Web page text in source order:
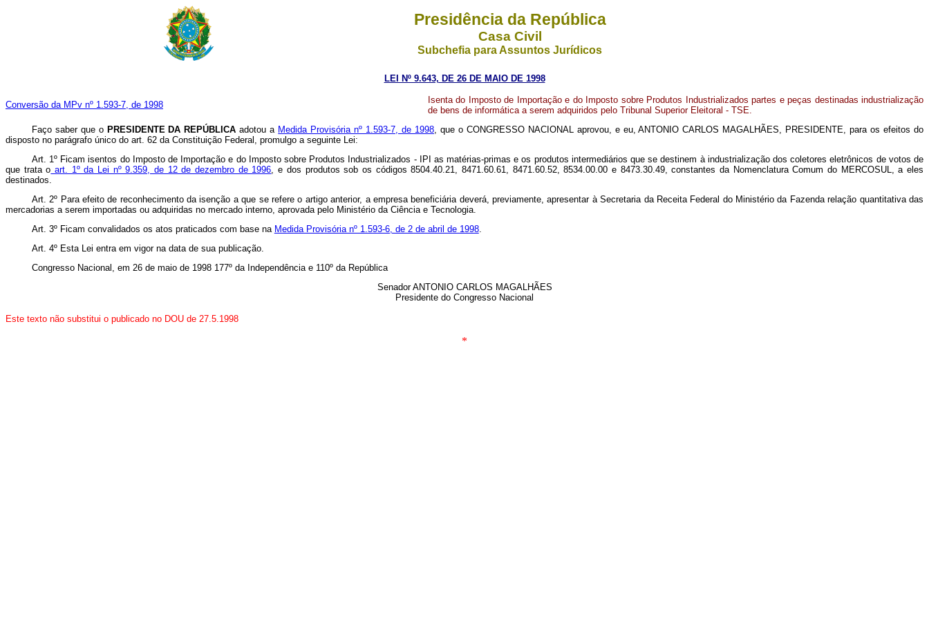
Presidência da República
Casa Civil
Subchefia para Assuntos Jurídicos
LEI Nº 9.643, DE 26 DE MAIO DE 1998
Conversão da MPv nº 1.593-7, de 1998
Isenta do Imposto de Importação e do Imposto sobre Produtos Industrializados partes e peças destinadas industrialização
de bens de informática a serem adquiridos pelo Tribunal Superior Eleitoral - TSE.
Faço saber que o PRESIDENTE DA REPÚBLICA adotou a Medida Provisória nº 1.593-7, de 1998, que o CONGRESSO NACIONAL aprovou, e eu, ANTONIO CARLOS MAGALHÃES, PRESIDENTE, para os efeitos do
disposto no parágrafo único do art. 62 da Constituição Federal, promulgo a seguinte Lei:
Art. 1º Ficam isentos do Imposto de Importação e do Imposto sobre Produtos Industrializados - IPI as matérias-primas e os produtos intermediários que se destinem à industrialização dos coletores eletrônicos de votos de
que trata o art. 1º da Lei nº 9.359, de 12 de dezembro de 1996, e dos produtos sob os códigos 8504.40.21, 8471.60.61, 8471.60.52, 8534.00.00 e 8473.30.49, constantes da Nomenclatura Comum do MERCOSUL, a eles
destinados.
Art. 2º Para efeito de reconhecimento da isenção a que se refere o artigo anterior, a empresa beneficiária deverá, previamente, apresentar à Secretaria da Receita Federal do Ministério da Fazenda relação quantitativa das
mercadorias a serem importadas ou adquiridas no mercado interno, aprovada pelo Ministério da Ciência e Tecnologia.
Art. 3º Ficam convalidados os atos praticados com base na Medida Provisória nº 1.593-6, de 2 de abril de 1998.
Art. 4º Esta Lei entra em vigor na data de sua publicação.
Congresso Nacional, em 26 de maio de 1998 177º da Independência e 110º da República
Senador ANTONIO CARLOS MAGALHÃES
Presidente do Congresso Nacional
Este texto não substitui o publicado no DOU de 27.5.1998
*